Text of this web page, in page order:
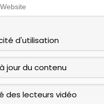
d'utilisation
jour du contenu
des lecteurs vidéo